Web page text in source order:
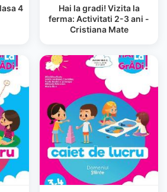
4
Hai la gradi! Vizita la
ferma: Activitati 2-3 ani -
Cristiana Mate